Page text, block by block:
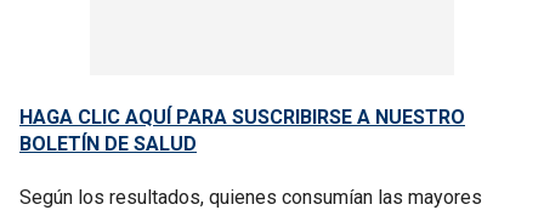
HAGA CLIC AQUÍ PARA SUSCRIBIRSE A NUESTRO
BOLETÍN DE SALUD
Según los resultados, quienes consumían las mayores